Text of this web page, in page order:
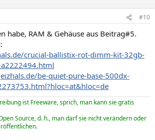
#10
habe, RAM & Gehäuse aus Beitrag#5.
crucial-ballistix-rot-dimm-kit-32gb-
be-quiet-pure-base-500dx-
ist Freeware, sprich, man kann sie gratis
Source, d. h., man darf sie nicht verändern oder